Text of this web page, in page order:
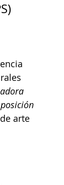
arte